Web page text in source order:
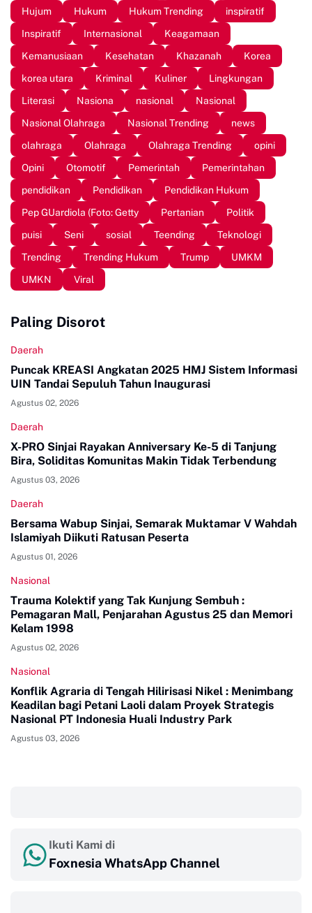
Hujum
Hukum Hukum Trending
inspiratif
Inspiratif
Internasional
Keagamaan
Kemanusiaan
Kesehatan Khazanah
Korea
korea utara
Kriminal Kuliner
Lingkungan
Literasi
Nasiona nasional
Nasional
Nasional Olahraga
Nasional Trending
news
olahraga
Olahraga Olahraga Trending
opini
Opini
Otomotif Pemerintah
Pemerintahan
pendidikan
Pendidikan
Pendidikan Hukum
Pep GUardiola (Foto: Getty
Pertanian
Politik
puisi
Seni sosial Teending
Teknologi
Trending
Trending Hukum Trump
UMKM
UMKN
Viral
Paling Disorot
Daerah
Puncak KREASI Angkatan 2025 HMJ Sistem Informasi
UIN Tandai Sepuluh Tahun Inaugurasi
Agustus 02, 2026
Daerah
X-PRO Sinjai Rayakan Anniversary Ke-5 di Tanjung
Bira, Soliditas Komunitas Makin Tidak Terbendung
Agustus 03, 2026
Daerah
Bersama Wabup Sinjai, Semarak Muktamar V Wahdah
Islamiyah Diikuti Ratusan Peserta
Agustus 01, 2026
Nasional
Trauma Kolektif yang Tak Kunjung Sembuh :
Pemagaran Mall, Penjarahan Agustus 25 dan Memori
Kelam 1998
Agustus 02, 2026
Nasional
Konflik Agraria di Tengah Hilirisasi Nikel : Menimbang
Keadilan bagi Petani Laoli dalam Proyek Strategis
Nasional PT Indonesia Huali Industry Park
Agustus 03, 2026
Ikuti Kami di
Foxnesia WhatsApp Channel